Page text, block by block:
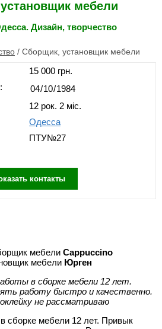
мебели
Дизайн, творчество
/ Сборщик, установщик мебели
15 000 грн.
12 рок. 2 міс.
Одесса
ПТУ№27
контакты
мебели Cappuccino
мебели Юрген
в сборке мебели 12 лет.
работу быстро и качественно.
не рассматриваю
сборке мебели 12 лет. Привык